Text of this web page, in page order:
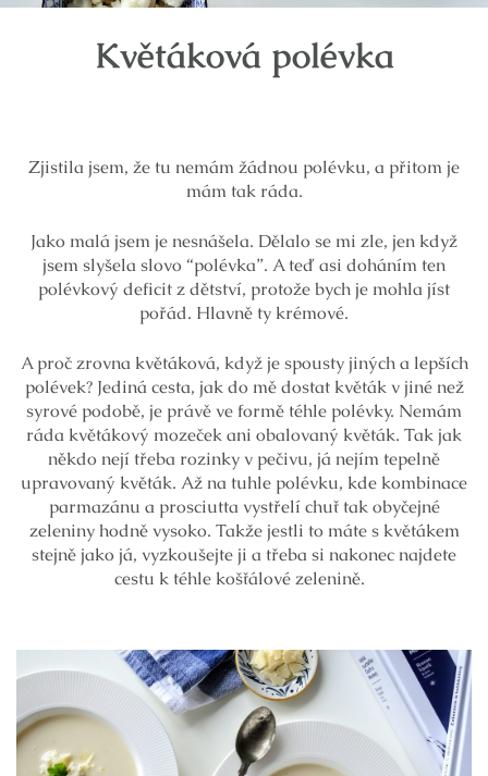
Květáková polévka
Zjistila jsem, že tu nemám žádnou polévku, a přitom je
mám tak ráda.
Jako malá jsem je nesnášela. Dělalo se mi zle, jen když
jsem slyšela slovo “polévka”. A teď asi doháním ten
polévkový deficit z dětství, protože bych je mohla jíst
pořád. Hlavně ty krémové.
A proč zrovna květáková, když je spousty jiných a lepších
polévek? Jediná cesta, jak do mě dostat květák v jiné než
syrové podobě, je právě ve formě téhle polévky. Nemám
ráda květákový mozeček ani obalovaný květák. Tak jak
někdo nejí třeba rozinky v pečivu, já nejím tepelně
upravovaný květák. Až na tuhle polévku, kde kombinace
parmazánu a prosciutta vystřelí chuť tak obyčejné
zeleniny hodně vysoko. Takže jestli to máte s květákem
stejně jako já, vyzkoušejte ji a třeba si nakonec najdete
cestu k téhle košťálové zelenině.